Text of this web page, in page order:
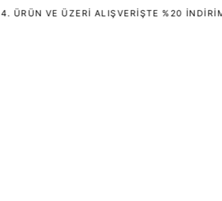
4. ÜRÜN VE ÜZERI ALIŞVERIŞTE %20 İNDIRIM